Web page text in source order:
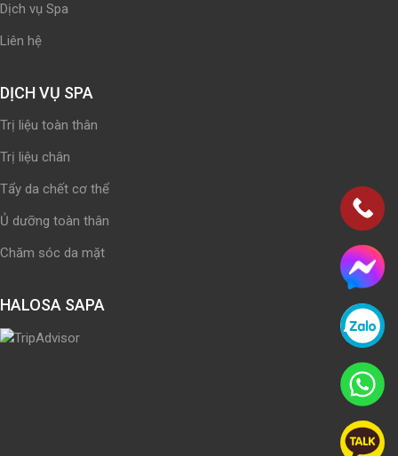
Dịch vụ Spa
Liên hệ
DỊCH VỤ SPA
Trị liệu toàn thân
Trị liệu chân
Tẩy da chết cơ thể
Ủ dưỡng toàn thân
Chăm sóc da mặt
HALOSA SAPA